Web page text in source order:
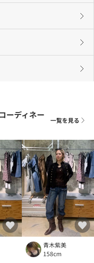
ーディネー
一覧を見る
青木紫美
158cm